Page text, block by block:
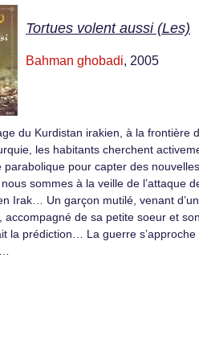
Tortues volent aussi (Les)
Bahman ghobadi, 2005
du Kurdistan irakien, à la frontière
les habitants cherchent
parabolique pour capter des
sommes à la veille de l’attaque
Irak… Un garçon mutilé, venant d’un
accompagné de sa petite soeur et son
la prédiction… La guerre s’approche